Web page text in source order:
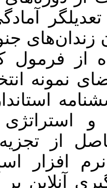
مدرس جهت
شرق استان
و روش
شدند. برای
استفاده شد.
استفاده
تحلیل مدل
پی‌ال‌اس
یادگیری